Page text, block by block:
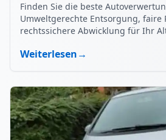
Finden Sie die beste
Umweltgerechte Entsorgung, faire
rechtssichere Abwicklung für Ihr
Weiterlesen→